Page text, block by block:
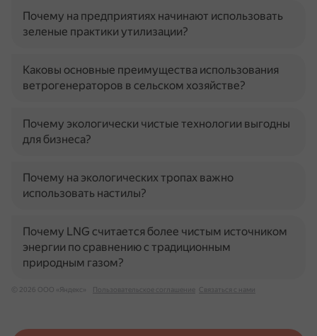
Почему на предприятиях начинают использовать
зеленые практики утилизации?
Каковы основные преимущества использования
ветрогенераторов в сельском хозяйстве?
Почему экологически чистые технологии выгодны
для бизнеса?
Почему на экологических тропах важно
использовать настилы?
Почему LNG считается более чистым источником
энергии по сравнению с традиционным
природным газом?
© 2026 ООО «Яндекс» Пользовательское соглашение Связаться с нами